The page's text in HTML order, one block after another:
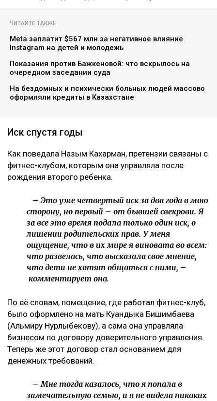
ЧИТАЙТЕ ТАКЖЕ
Meta заплатит $567 млн за негативное влияние
Instagram на детей и молодежь
Показания против Бажкеновой: что вскрылось на
очередном заседании суда
На бездомных и психически больных людей массово
оформляли кредиты в Казахстане
Иск спустя годы
Как поведала Назым Кахарман, претензии связаны с
фитнес-клубом, которым она управляла после
рождения второго ребенка.
– Это уже четвертый иск за два года в мою
сторону, но первый – от бывшей свекрови. Я
за все это время подала только один иск, о
лишении родительских прав. У меня
ощущение, что в их мире я виновата во всем:
что развелась, что высказала свое мнение,
что дети не хотят общаться с ними, –
комментирует она.
По её словам, помещение, где работал фитнес-клуб,
было оформлено на мать Куандыка Бишимбаева
(Альмиру Нурлыбекову), а сама она управляла
бизнесом по договору доверительного управления.
Теперь же этот договор стал основанием для
денежных требований.
– Мне тогда казалось, что я попала в
замечательную семью, и я не видела никаких